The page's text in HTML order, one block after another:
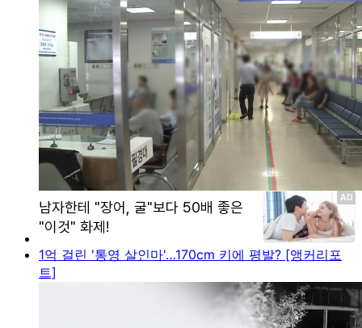
1억 걸린 '통영 살인마'…170cm 키에 평발? [앵커리포
트]